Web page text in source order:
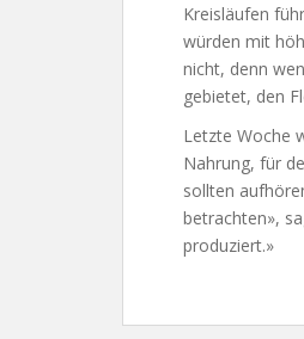
Kreisläufen
würden mit
nicht, denn
gebietet, den
Letzte Woche
Nahrung, für
sollten
betrachten»,
produziert.»